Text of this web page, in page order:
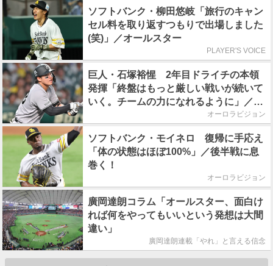
ソフトバンク・柳田悠岐「旅行のキャン
セル料を取り返すつもりで出場しました
(笑)」／オールスター
PLAYER'S VOICE
巨人・石塚裕惺 2年目ドライチの本領
発揮「終盤はもっと厳しい戦いが続いて
いく。チームの力になれるように」／後
オーロラビジョン
ソフトバンク・モイネロ 復帰に手応え
「体の状態はほぼ100%」／後半戦に息
巻く！
オーロラビジョン
廣岡達朗コラム「オールスター、面白け
れば何をやってもいいという発想は大間
違い」
廣岡達朗連載「やれ」と言える信念